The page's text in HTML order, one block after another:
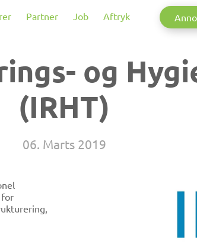
Partner Job Aftryk
og
(IRHT)
06. Marts 2019
for